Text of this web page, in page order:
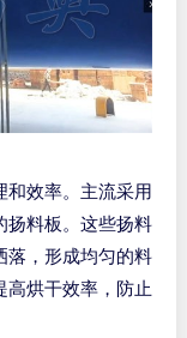
和效率。主流采用
扬料板。这些扬料
落，形成均匀的料
高烘干效率，防止